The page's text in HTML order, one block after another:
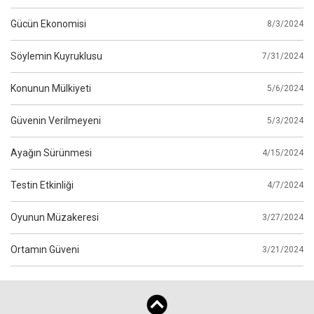
Gücün Ekonomisi 8/3/2024
Söylemin Kuyruklusu 7/31/2024
Konunun Mülkiyeti 5/6/2024
Güvenin Verilmeyeni 5/3/2024
Ayağın Sürünmesi 4/15/2024
Testin Etkinliği 4/7/2024
Oyunun Müzakeresi 3/27/2024
Ortamın Güveni 3/21/2024